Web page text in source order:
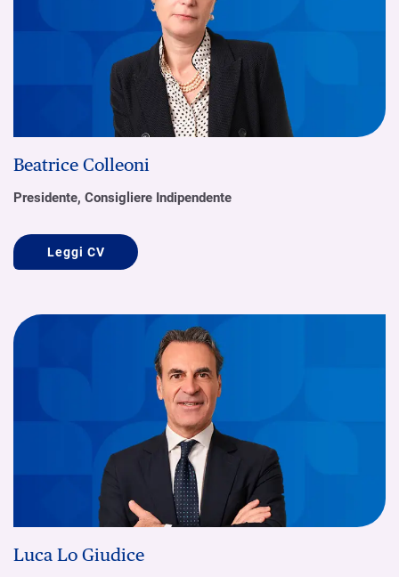
Beatrice Colleoni
Presidente, Consigliere Indipendente
Leggi CV
Luca Lo Giudice